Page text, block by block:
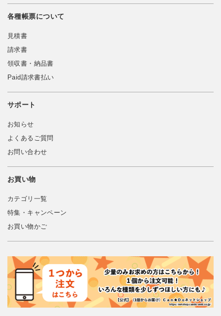
各種帳票について
見積書
請求書
領収書・納品書
Paid請求書払い
サポート
お知らせ
よくあるご質問
お問い合わせ
お買い物
カテゴリ一覧
特集・キャンペーン
お買い物かご